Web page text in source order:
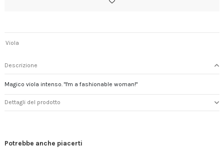
Viola
Descrizione
Magico viola intenso. "I'm a fashionable woman!"
Dettagli del prodotto
Potrebbe anche piacerti